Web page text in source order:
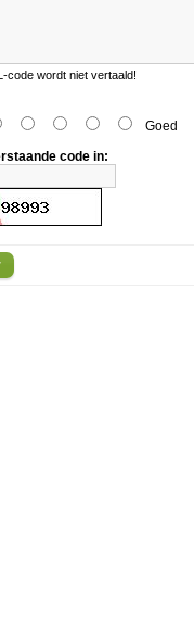
code wordt niet vertaald!
Goed
code in: